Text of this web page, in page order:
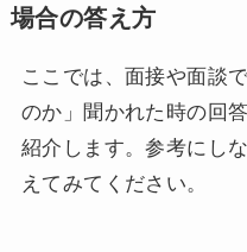
場合の答え方
ここでは、面接や面談
のか」聞かれた時の回
紹介します。参考にし
えてみてください。